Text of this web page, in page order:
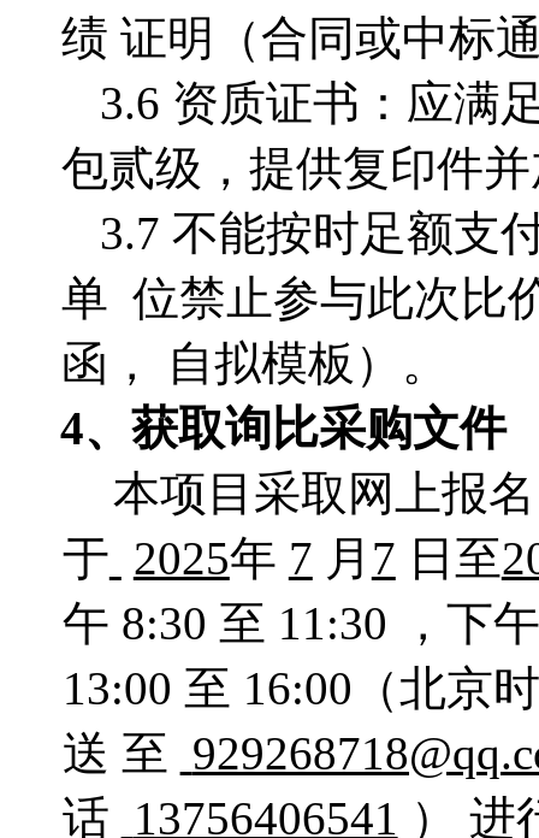
绩 证明（合同或中标
3.6 资质证书：应满
包贰级，提供复印件
3.7 不能按时足额支
单 位禁止参与此次比
函， 自拟模板）。
4、获取询比采购文件
本项目采取网上报
于 2025年 7 月 7 日至
午 8:30 至 11:30 ，下午
13:00 至 16:00（北京
送 至
话 13756406541 ） 进